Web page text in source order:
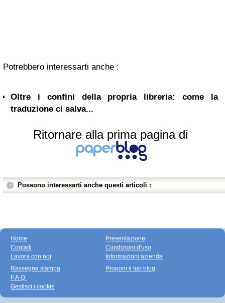
Potrebbero interessarti anche :
Oltre i confini della propria libreria: come la
traduzione ci salva...
Ritornare alla prima pagina di
Possono interessarti anche questi articoli :
Home
Contatti
Lavora con noi
Presentazione
Condizioni d'uso
Informazioni azienda
Rassegna stampa
F.A.Q.
Gestisci i cookie
Proponi il tuo blog